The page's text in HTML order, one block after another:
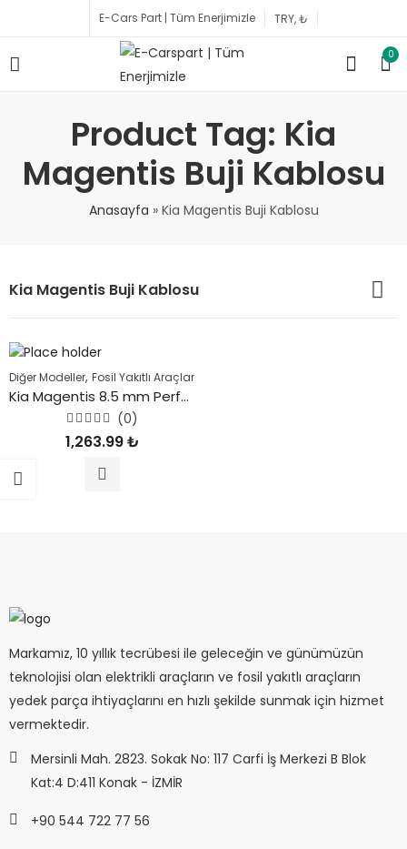
E-Cars Part | Tüm Enerjimizle
0
Product Tag: Kia
Magentis Buji Kablosu
Anasayfa » Kia Magentis Buji Kablosu
Kia Magentis Buji Kablosu
Diğer Modeller, Fosil Yakıtlı Araçlar
Kia Magentis 8.5 mm Performans Buji Kablosu Lpg Özel 2001 ile 2011 Arası
5
üzerinden
(0)
1,263.99₺
Markamız, 10 yıllık tecrübesi ile geleceğin ve günümüzün
teknolojisi olan elektrikli araçların ve fosil yakıtlı araçların
yedek parça ihtiyaçlarını en hızlı şekilde sunmak için hizmet
vermektedir.
Mersinli Mah. 2823. Sokak No: 117 Carfi İş Merkezi B Blok
Kat:4 D:411 Konak - İZMİR
+90 544 722 77 56